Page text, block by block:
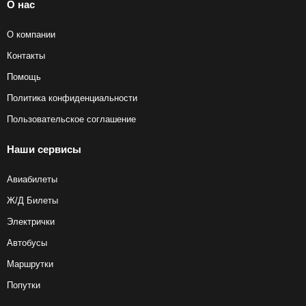
отправляется ваш рейс, а также в какой аэропорт он
или напрямую в авиакомпании.
О нас
О компании
Контакты
Помощь
Политика конфиденциальности
Пользовательское соглашение
Наши сервисы
Авиабилеты
Ж/Д Билеты
Электрички
Автобусы
Маршрутки
Попутки